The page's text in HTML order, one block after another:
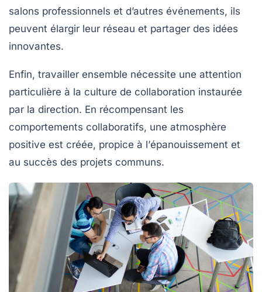
salons professionnels et d’autres événements, ils
peuvent élargir leur réseau et partager des idées
innovantes.
Enfin, travailler ensemble nécessite une attention
particulière à la culture de collaboration instaurée
par la direction. En récompensant les
comportements collaboratifs, une atmosphère
positive est créée, propice à l’épanouissement et
au succès des projets communs.